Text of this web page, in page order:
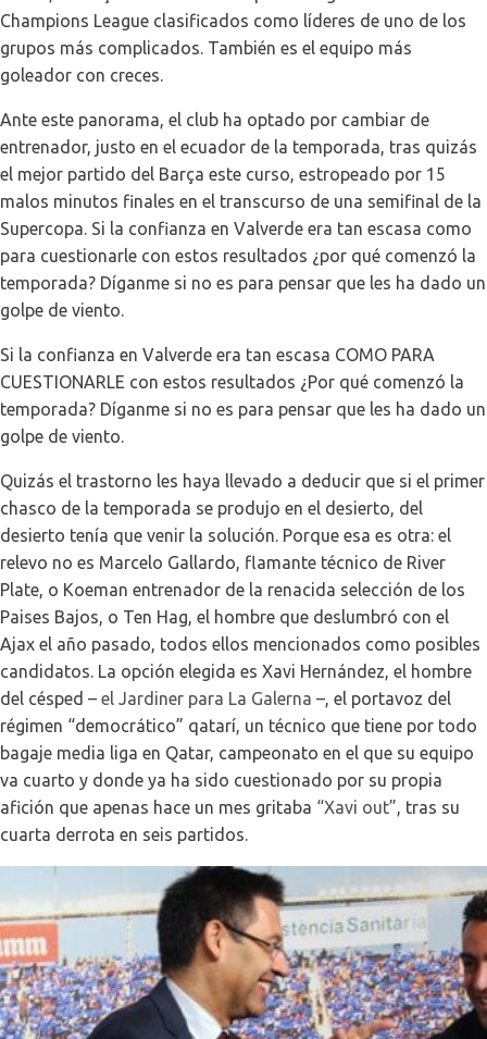
Champions League clasificados como líderes de uno de los
grupos más complicados. También es el equipo más
goleador con creces.
Ante este panorama, el club ha optado por cambiar de
entrenador, justo en el ecuador de la temporada, tras quizás
el mejor partido del Barça este curso, estropeado por 15
malos minutos finales en el transcurso de una semifinal de la
Supercopa. Si la confianza en Valverde era tan escasa como
para cuestionarle con estos resultados ¿por qué comenzó la
temporada? Díganme si no es para pensar que les ha dado un
golpe de viento.
Si la confianza en Valverde era tan escasa COMO PARA
CUESTIONARLE con estos resultados ¿Por qué comenzó la
temporada? Díganme si no es para pensar que les ha dado un
golpe de viento.
Quizás el trastorno les haya llevado a deducir que si el primer
chasco de la temporada se produjo en el desierto, del
desierto tenía que venir la solución. Porque esa es otra: el
relevo no es Marcelo Gallardo, flamante técnico de River
Plate, o Koeman entrenador de la renacida selección de los
Paises Bajos, o Ten Hag, el hombre que deslumbró con el
Ajax el año pasado, todos ellos mencionados como posibles
candidatos. La opción elegida es Xavi Hernández, el hombre
del césped – el Jardiner para La Galerna –, el portavoz del
régimen “democrático” qatarí, un técnico que tiene por todo
bagaje media liga en Qatar, campeonato en el que su equipo
va cuarto y donde ya ha sido cuestionado por su propia
afición que apenas hace un mes gritaba “Xavi out”, tras su
cuarta derrota en seis partidos.